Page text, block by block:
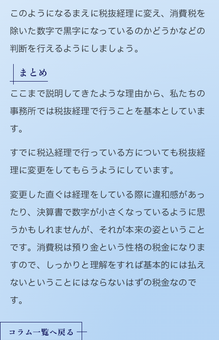
このようになるまえに税抜経理に変え、消費税を
除いた数字で黒字になっているのかどうかなどの
判断を行えるようにしましょう。
まとめ
ここまで説明してきたような理由から、私たちの
事務所では税抜経理で行うことを基本としていま
す。
すでに税込経理で行っている方についても税抜経
理に変更をしてもらうようにしています。
変更した直ぐは経理をしている際に違和感があっ
たり、決算書で数字が小さくなっているように思
うかもしれませんが、それが本来の姿ということ
です。消費税は預り金という性格の税金になりま
すので、しっかりと理解をすれば基本的には払え
ないということにはならないはずの税金なので
す。
コラム一覧へ戻る